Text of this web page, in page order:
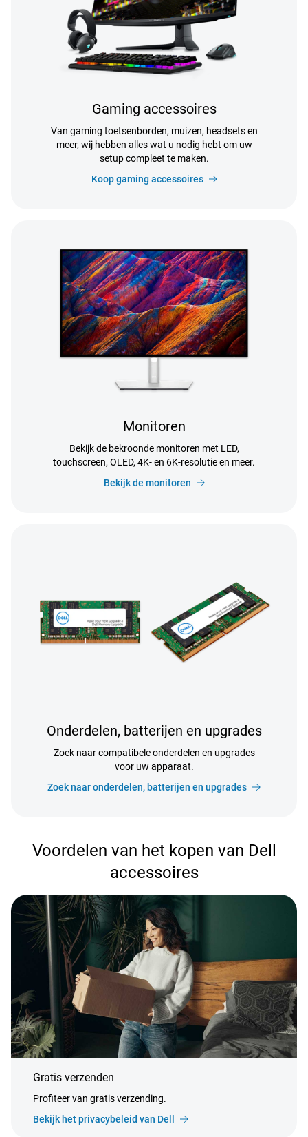
Gaming accessoires
Van gaming toetsenborden, muizen, headsets en
meer, wij hebben alles wat u nodig hebt om uw
setup compleet te maken.
Koop gaming accessoires
Monitoren
Bekijk de bekroonde monitoren met LED,
touchscreen, OLED, 4K- en 6K-resolutie en meer.
Bekijk de monitoren
Onderdelen, batterijen en upgrades
Zoek naar compatibele onderdelen en upgrades
voor uw apparaat.
Zoek naar onderdelen, batterijen en upgrades
Voordelen van het kopen van Dell
accessoires
Gratis verzenden
Profiteer van gratis verzending.
Bekijk het privacybeleid van Dell